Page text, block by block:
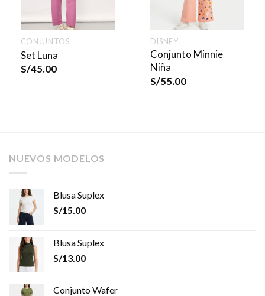
CONJUNTOS
Set Luna
S/45.00
DISNEY
Conjunto Minnie
Niña
S/55.00
NUEVOS MODELOS
Blusa Suplex
S/15.00
Blusa Suplex
S/13.00
Conjunto Wafer